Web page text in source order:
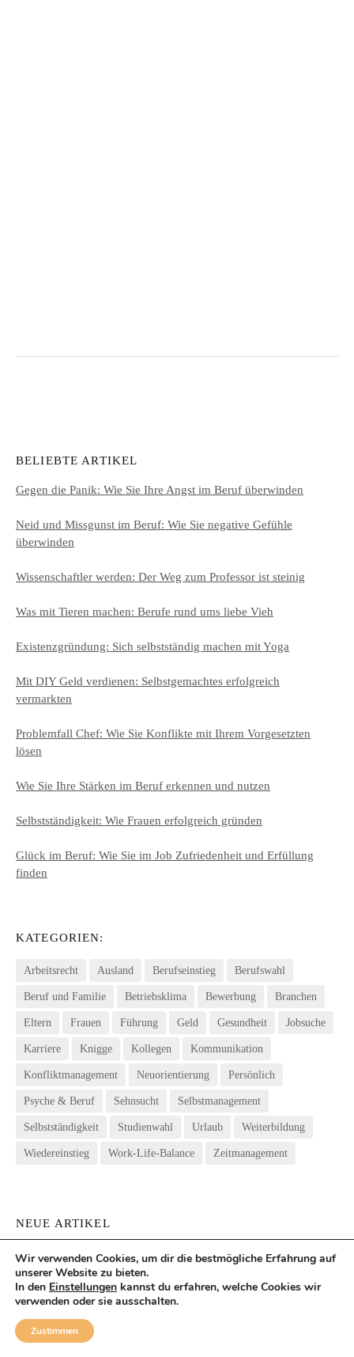
BELIEBTE ARTIKEL
Gegen die Panik: Wie Sie Ihre Angst im Beruf überwinden
Neid und Missgunst im Beruf: Wie Sie negative Gefühle
überwinden
Wissenschaftler werden: Der Weg zum Professor ist steinig
Was mit Tieren machen: Berufe rund ums liebe Vieh
Existenzgründung: Sich selbstständig machen mit Yoga
Mit DIY Geld verdienen: Selbstgemachtes erfolgreich
vermarkten
Problemfall Chef: Wie Sie Konflikte mit Ihrem Vorgesetzten
lösen
Wie Sie Ihre Stärken im Beruf erkennen und nutzen
Selbstständigkeit: Wie Frauen erfolgreich gründen
Glück im Beruf: Wie Sie im Job Zufriedenheit und Erfüllung
finden
KATEGORIEN:
Arbeitsrecht Ausland Berufseinstieg Berufswahl
Beruf und Familie Betriebsklima Bewerbung Branchen
Eltern Frauen Führung Geld Gesundheit Jobsuche
Karriere Knigge Kollegen Kommunikation
Konfliktmanagement Neuorientierung Persönlich
Psyche & Beruf Sehnsucht Selbstmanagement
Selbstständigkeit Studienwahl Urlaub Weiterbildung
Wiedereinstieg Work-Life-Balance Zeitmanagement
NEUE ARTIKEL
12 von 12 im August: Neues vom Blog
Selbstfürsorge: Empathisch gegenüber sich selbst werden
Berufswahl für Schüler: Welcher Beruf passt mir?
Wir verwenden Cookies, um dir die bestmögliche Erfahrung auf
unserer Website zu bieten.
In den Einstellungen kannst du erfahren, welche Cookies wir
verwenden oder sie ausschalten.
Zustimmen